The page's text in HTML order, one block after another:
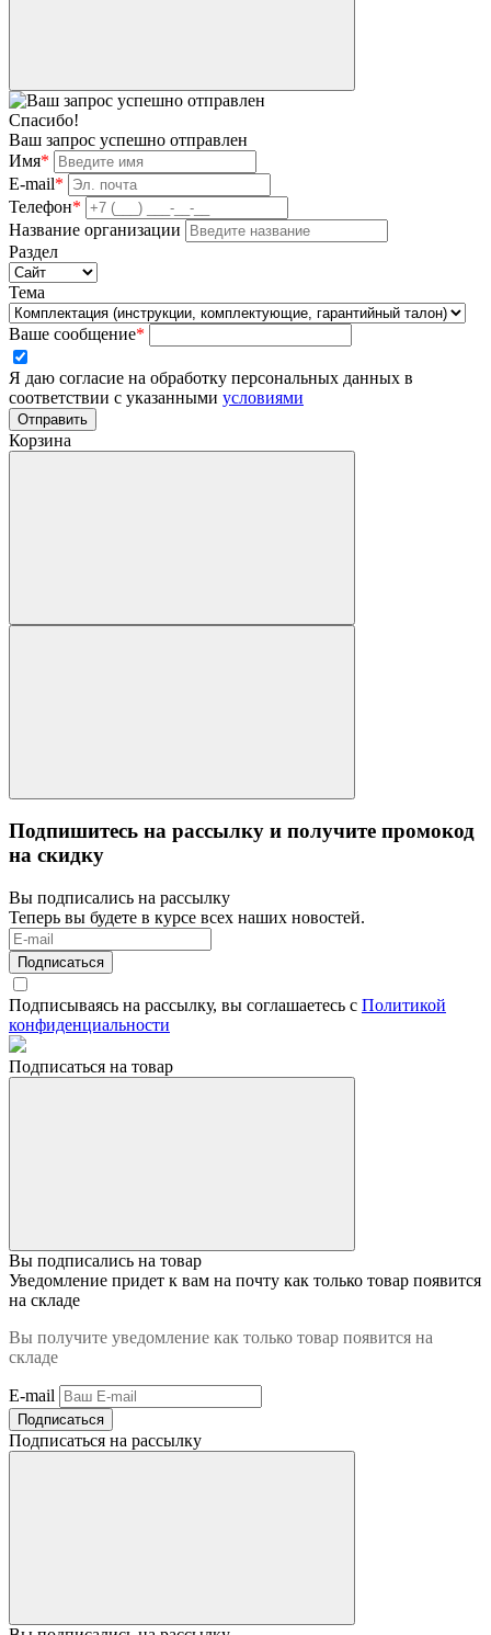
Спасибо!
Ваш запрос успешно отправлен
Имя*
E-mail*
Телефон*
Название организации
Раздел
Тема
Ваше сообщение*
Я даю согласие на обработку персональных данных в
соответствии с указанными условиями
Отправить
Корзина
Подпишитесь на рассылку и получите промокод
на скидку
Вы подписались на рассылку
Теперь вы будете в курсе всех наших новостей.
Подписаться
Подписываясь на рассылку, вы соглашаетесь с Политикой
конфиденциальности
Подписаться на товар
Вы подписались на товар
Уведомление придет к вам на почту как только товар появится
на складе
Вы получите уведомление как только товар появится на
складе
E-mail
Подписаться
Подписаться на рассылку